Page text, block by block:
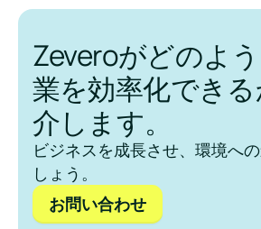
Zeveroがどのよ
業を効率化でき
介します。
ビジネスを成長させ、環境へ
しょう。
お問い合わせ